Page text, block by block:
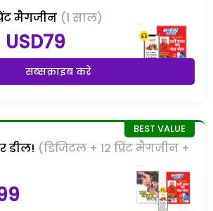
मैगजीन (1 साल)
USD79
सब्सक्राइब करें
डील! (डिजिटल + 12 प्रिंट मैगजीन +